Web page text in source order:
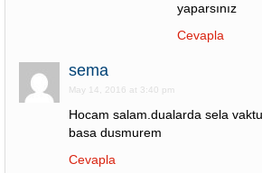
yaparsınız
Cevapla
sema
May 14, 2016 at 3:40 pm
Hocam salam.dualarda sela
basa dusmurem
Cevapla